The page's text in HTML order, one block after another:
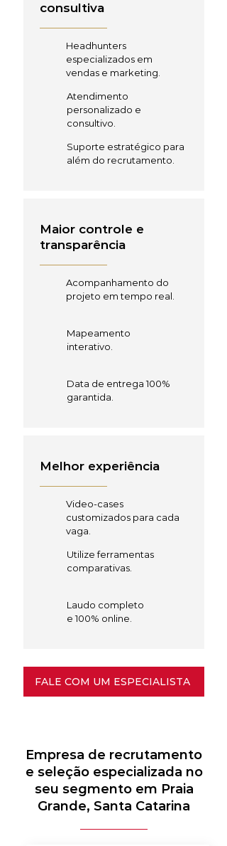
consultiva
Headhunters
especializados em
vendas e marketing.
Atendimento
personalizado e
consultivo.
Suporte estratégico para
além do recrutamento.
Maior controle e
transparência
Acompanhamento do
projeto em tempo real.
Mapeamento
interativo.
Data de entrega 100%
garantida.
Melhor experiência
Video-cases
customizados para cada
vaga.
Utilize ferramentas
comparativas.
Laudo completo
e 100% online.
FALE COM UM ESPECIALISTA
Empresa de recrutamento
e seleção especializada no
seu segmento em Praia
Grande, Santa Catarina